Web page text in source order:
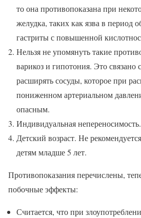
то она противопоказана при
желудка, таких как язва в период
гастриты с повышенной
Нельзя не упомянуть такие
варикоз и гипотония. Это связано
расширять сосуды, которое при
пониженном артериальном
опасным.
Индивидуальная непереносимость.
Детский возраст. Не
детям младше 5 лет.
Противопоказания перечислены,
побочные эффекты:
Считается, что при